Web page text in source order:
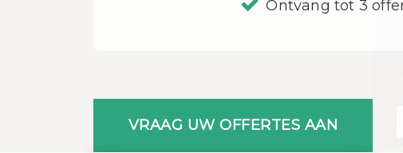
Ontvang tot 3
VRAAG UW OFFERTES AAN